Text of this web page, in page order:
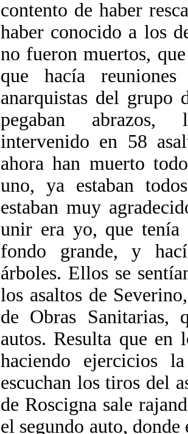
contento de haber
haber conocido a los
no fueron muertos,
que hacía
anarquistas del
pegaban abrazos,
intervenido en 58
ahora han muerto
uno, ya estaban
estaban muy
unir era yo, que tenía
fondo grande, y
árboles. Ellos se
los asaltos de
de Obras Sanitarias,
autos. Resulta que en
haciendo ejercicios
escuchan los tiros del
de Roscigna sale
el segundo auto,